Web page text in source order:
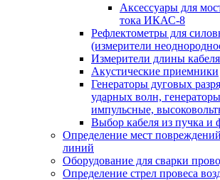
Аксессуары для
тока ИКАС-8
Рефлектометры для
(измерители
Измерители длины кабеля
Акустические приемники
Генераторы дуговых
ударных волн,
импульсные,
Выбор кабеля из пучка и
Определение мест
линий
Оборудование для сварки
Определение стрел провеса